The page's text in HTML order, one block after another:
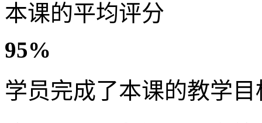
本课的平均评分
95%
学员完成了本课的教学目